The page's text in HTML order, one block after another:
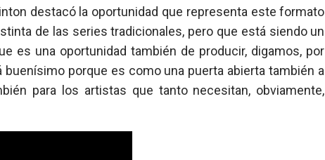
destacó la oportunidad que representa este formato
de las series tradicionales, pero que está siendo un
es una oportunidad también de producir, digamos, por
porque es como una puerta abierta también a
para los artistas que tanto necesitan, obviamente,